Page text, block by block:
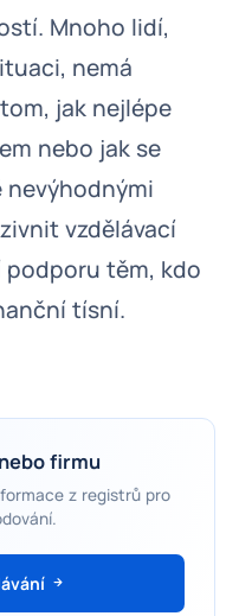
Mnoho lidí,
nemá
jak nejlépe
nebo jak se
vzdělávací
těm, kdo
tísní.
firmu
z registrů pro